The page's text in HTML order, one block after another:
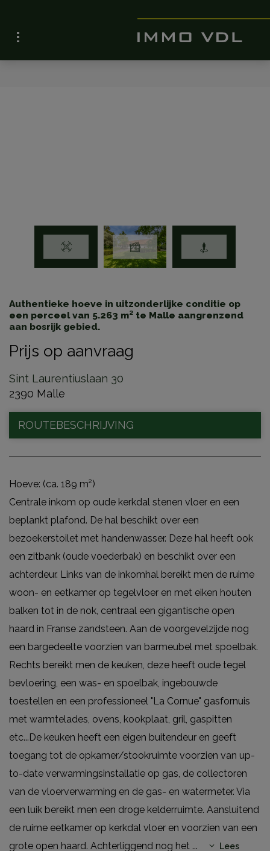
Authentieke hoeve in uitzonderlijke conditie op
een perceel van 5.263 m² te Malle aangrenzend
aan bosrijk gebied.
Prijs op aanvraag
Sint Laurentiuslaan 30
2390 Malle
ROUTEBESCHRIJVING
Hoeve: (ca. 189 m²)
Centrale inkom op oude kerkdal stenen vloer en een
beplankt plafond. De hal beschikt over een
bezoekerstoilet met handenwasser. Deze hal heeft ook
een zitbank (oude voederbak) en beschikt over een
achterdeur. Links van de inkomhal bereikt men de ruime
woon- en eetkamer op tegelvloer en met eiken houten
balken tot in de nok, centraal een gigantische open
haard in Franse zandsteen. Aan de voorgevelzijde nog
een bargedeelte voorzien van barmeubel met spoelbak.
Rechts bereikt men de keuken, deze heeft oude tegel
bevloering, een was- en spoelbak, ingebouwde
toestellen en een professioneel "La Cornue" gasfornuis
met warmtelades, ovens, kookplaat, gril, gaspitten
etc...De keuken heeft een eigen buitendeur en geeft
toegang tot de opkamer/stookruimte voorzien van up-
to-date verwarmingsinstallatie op gas, de collectoren
van de vloerverwarming en de gas- en watermeter. Via
een luik bereikt men een droge kelderruimte. Aansluitend
de ruime eetkamer op kerkdal vloer en voorzien van een
grote open haard. Achterliggend nog het ...
Lees